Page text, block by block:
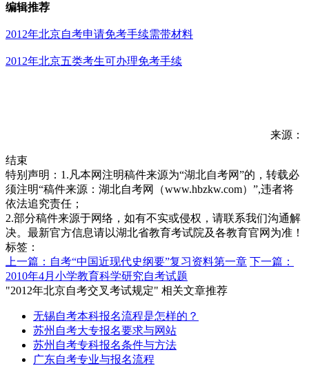
编辑推荐
2012年北京自考申请免考手续需带材料
2012年北京五类考生可办理免考手续
来源：
结束
特别声明：1.凡本网注明稿件来源为“湖北自考网”的，转载必
须注明“稿件来源：湖北自考网（www.hbzkw.com）”,违者将
依法追究责任；
2.部分稿件来源于网络，如有不实或侵权，请联系我们沟通解
决。最新官方信息请以湖北省教育考试院及各教育官网为准！
标签：
上一篇：自考“中国近现代史纲要”复习资料第一章 下一篇：
2010年4月小学教育科学研究自考试题
"2012年北京自考交叉考试规定" 相关文章推荐
无锡自考本科报名流程是怎样的？
苏州自考大专报名要求与网站
苏州自考专科报名条件与方法
广东自考专业与报名流程